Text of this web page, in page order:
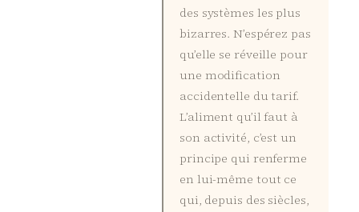
des systèmes les plus
bizarres. N’espérez pas
qu’elle se réveille pour
une modification
accidentelle du tarif.
L’aliment qu’il faut à
son activité, c’est un
principe qui renferme
en lui-même tout ce
qui, depuis des siècles,